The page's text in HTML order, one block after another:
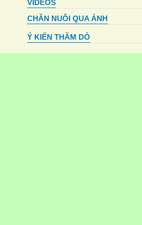
VIDEOS
CHĂN NUÔI QUA ẢNH
Ý KIẾN THĂM DÒ